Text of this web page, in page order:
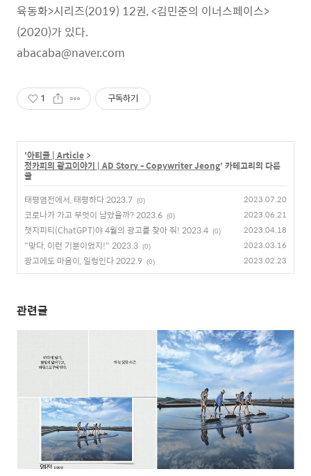
육동화>시리즈(2019) 12권, <김민준의 이너스페이스>
(2020)가 있다.
abacaba@naver.com
1 구독하기
'아티클 | Article >
정카피의 광고이야기 | AD Story - Copywriter Jeong' 카테고리의 다른
글
태평염전에서, 태평하다 2023.7 (0) 2023.07.20
코로나가 가고 무엇이 남았을까? 2023.6 (0) 2023.06.21
챗지피티(ChatGPT)야 4월의 광고를 찾아 줘! 2023.4 (0) 2023.04.18
"맞다, 이런 기분이었지!" 2023.3 (0) 2023.03.16
광고에도 마음이, 일렁인다 2022.9 (0) 2023.02.23
관련글